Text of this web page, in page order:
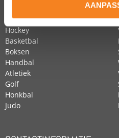
Paardensport
Hockey
Basketbal
Boksen
Handbal
Atletiek
Golf
Honkbal
Judo